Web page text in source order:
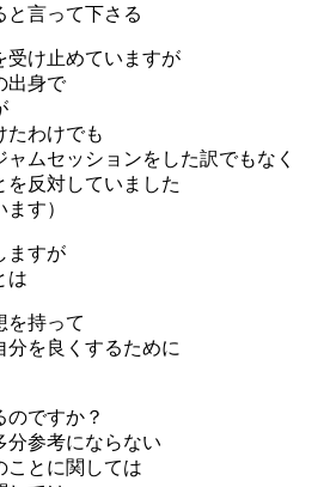
と言って下さる
受け止めていますが
出身で
たわけでも
ムセッションをした訳でもなく
を反対していました
す）
ますが
は
を持って
分を良くするために
のですか？
分参考にならない
ことに関しては